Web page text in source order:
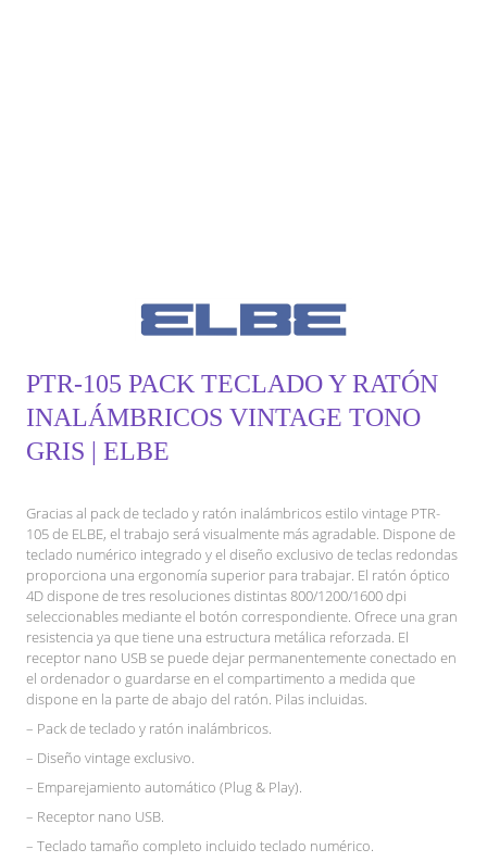
PTR-105 PACK TECLADO Y RATÓN
INALÁMBRICOS VINTAGE TONO
GRIS | ELBE
Gracias al pack de teclado y ratón inalámbricos estilo vintage PTR-
105 de ELBE, el trabajo será visualmente más agradable. Dispone de
teclado numérico integrado y el diseño exclusivo de teclas redondas
proporciona una ergonomía superior para trabajar. El ratón óptico
4D dispone de tres resoluciones distintas 800/1200/1600 dpi
seleccionables mediante el botón correspondiente. Ofrece una gran
resistencia ya que tiene una estructura metálica reforzada. El
receptor nano USB se puede dejar permanentemente conectado en
el ordenador o guardarse en el compartimento a medida que
dispone en la parte de abajo del ratón. Pilas incluidas.
– Pack de teclado y ratón inalámbricos.
– Diseño vintage exclusivo.
– Emparejamiento automático (Plug & Play).
– Receptor nano USB.
– Teclado tamaño completo incluido teclado numérico.